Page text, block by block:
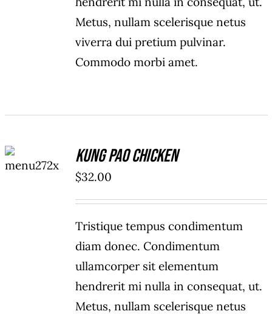
Metus, nullam scelerisque netus
viverra dui pretium pulvinar.
Commodo morbi amet.
CART
/
Kung Pao Chicken
$32.00
Tristique tempus condimentum
diam donec. Condimentum
ullamcorper sit elementum
hendrerit mi nulla in consequat, ut.
Metus, nullam scelerisque netus